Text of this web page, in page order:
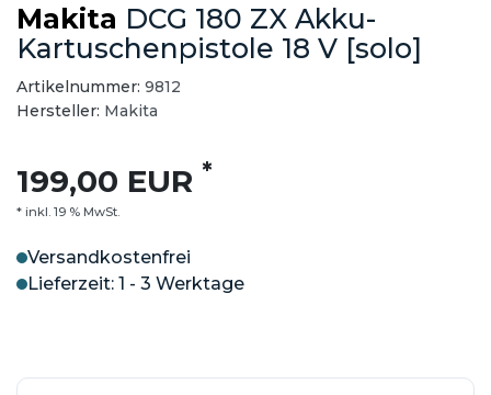
Makita DCG 180 ZX Akku-
Kartuschenpistole 18 V [solo]
Artikelnummer: 9812
Hersteller: Makita
199,00 EUR *
* inkl. 19 % MwSt.
Versandkostenfrei
Lieferzeit: 1 - 3 Werktage